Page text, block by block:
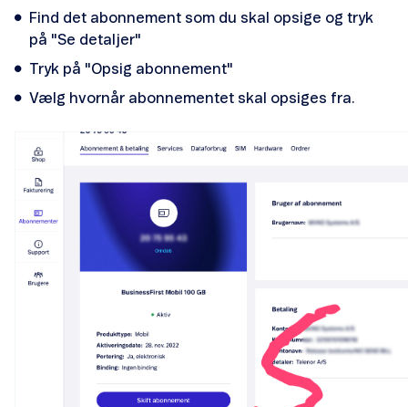
Reparation
Mistet mobil
Mobil virker ikke
Mobilforsikring
Ekstra data
Find det abonnement som du skal opsige og tryk
på "Se detaljer"
Tryk på "Opsig abonnement"
Vælg hvornår abonnementet skal opsiges fra.